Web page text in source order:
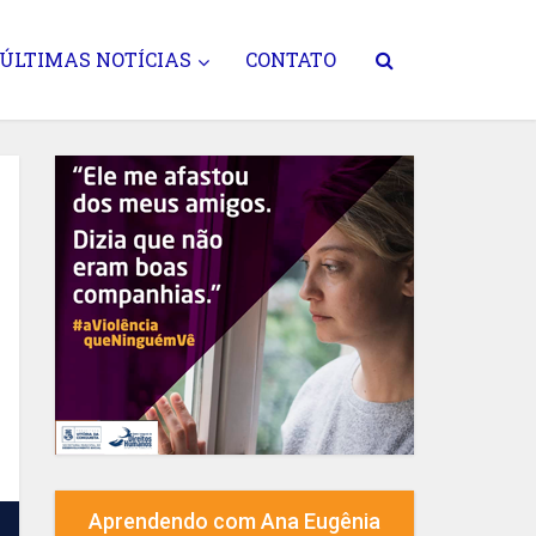
ÚLTIMAS NOTÍCIAS CONTATO
Aprendendo com Ana Eugênia